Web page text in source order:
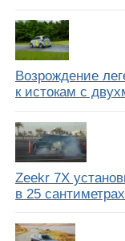
Возрождение
к истокам с
Zeekr 7X
в 25